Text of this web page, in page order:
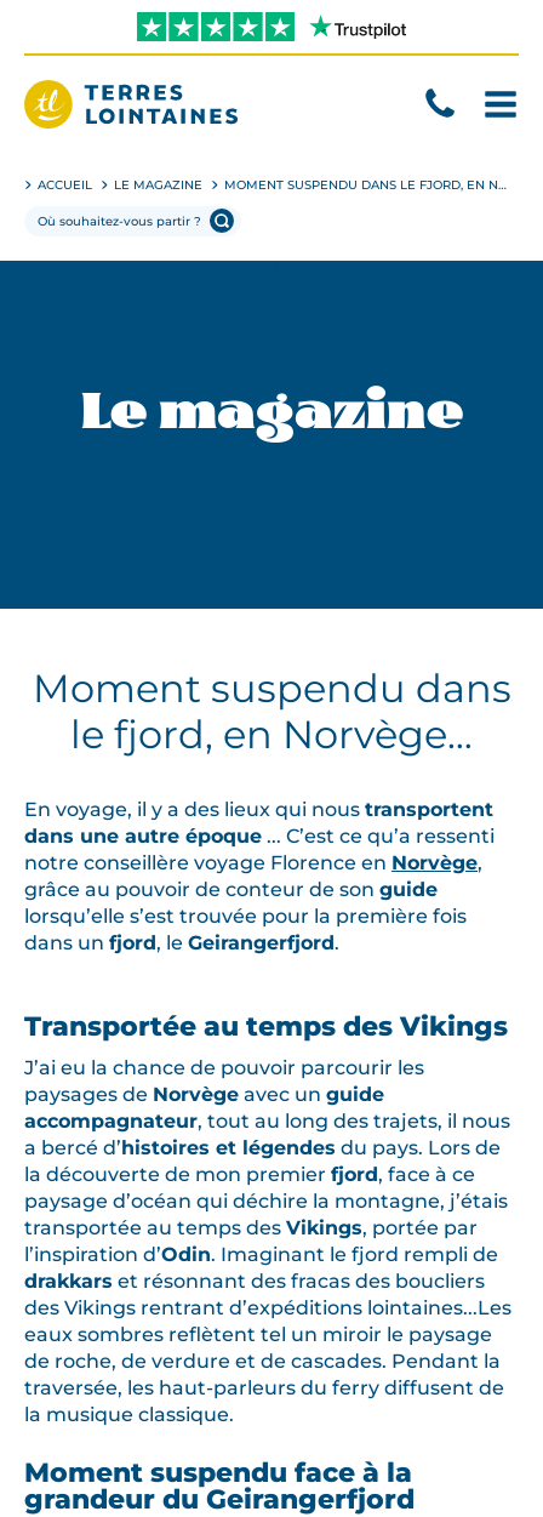
directement
contenu
ACCUEIL LE MAGAZINE MOMENT SUSPENDU DANS LE FJORD, EN NORVÈGE…
Le magazine
Moment suspendu dans
le fjord, en Norvège…
En voyage, il y a des lieux qui nous transportent
dans une autre époque ... C’est ce qu’a ressenti
notre conseillère voyage Florence en Norvège,
grâce au pouvoir de conteur de son guide
lorsqu’elle s’est trouvée pour la première fois
dans un fjord, le Geirangerfjord.
Transportée au temps des Vikings
J’ai eu la chance de pouvoir parcourir les
paysages de Norvège avec un guide
accompagnateur, tout au long des trajets, il nous
a bercé d’histoires et légendes du pays. Lors de
la découverte de mon premier fjord, face à ce
paysage d’océan qui déchire la montagne, j’étais
transportée au temps des Vikings, portée par
l’inspiration d’Odin. Imaginant le fjord rempli de
drakkars et résonnant des fracas des boucliers
des Vikings rentrant d’expéditions lointaines...Les
eaux sombres reflètent tel un miroir le paysage
de roche, de verdure et de cascades. Pendant la
traversée, les haut-parleurs du ferry diffusent de
la musique classique.
Moment suspendu face à la
grandeur du Geirangerfjord